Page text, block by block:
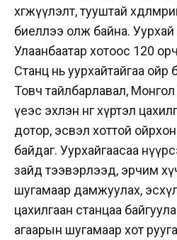
хөгжүүлэлт, тууштай
биеллээ олж байна. Уурхай
Улаанбаатар хотоос 120
Станц нь уурхайтайгаа ойр
Товч тайлбарлавал,
үеэс эхлэн өнөөг хүртэл
дотор, эсвэл хоттой
байдаг. Уурхайгаасаа
зайд тээвэрлээд, эрчим
шугамаар дамжуулах,
цахилгаан станцаа
агаарын шугамаар хот